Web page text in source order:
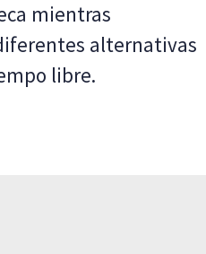
mientras
alternativas
libre.